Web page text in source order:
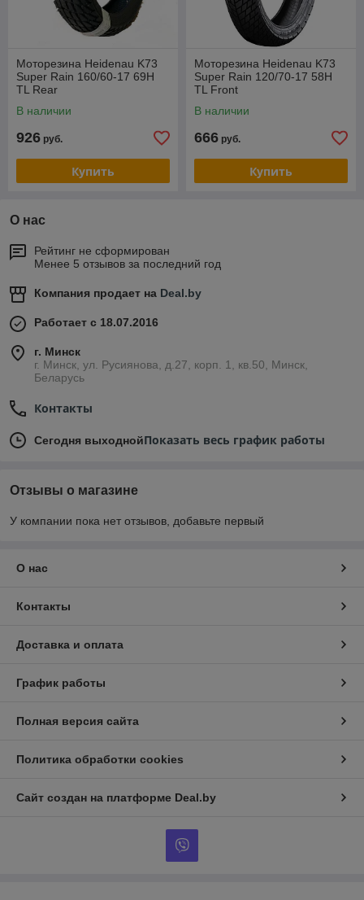
Моторезина Heidenau K73
Super Rain 160/60-17 69H
TL Rear
В наличии
926 руб.
Купить
Моторезина Heidenau K73
Super Rain 120/70-17 58H
TL Front
В наличии
666 руб.
Купить
О нас
Рейтинг не сформирован
Менее 5 отзывов за последний год
Компания продает на Deal.by
Работает с 18.07.2016
г. Минск
г. Минск, ул. Русиянова, д.27, корп. 1, кв.50, Минск,
Беларусь
Контакты
Сегодня выходнойПоказать весь график работы
Отзывы о магазине
У компании пока нет отзывов, добавьте первый
О нас
Контакты
Доставка и оплата
График работы
Полная версия сайта
Политика обработки cookies
Сайт создан на платформе Deal.by